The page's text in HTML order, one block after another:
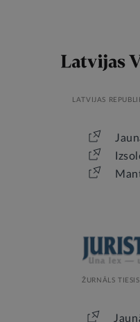
LATVIJAS
ŽURNĀLS